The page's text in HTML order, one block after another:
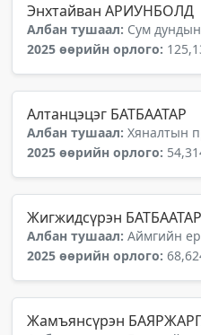
Энхтайван АРИУНБОЛД
Албан тушаал: Сум
2025 өөрийн орлого:
Алтанцэцэг БАТБААТАР
Албан тушаал: Хяналтын
2025 өөрийн орлого:
Жигжидсүрэн БАТБААТАР
Албан тушаал: Аймгийн
2025 өөрийн орлого:
Жамъянсүрэн